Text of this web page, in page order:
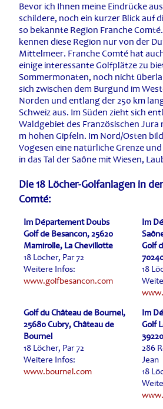
Bevor ich Ihnen meine Eindrücke
schildere, noch ein kurzer Blick auf
so bekannte Region Franche
kennen diese Region nur von der
Mittelmeer. Franche Comté hat
einige interessante Golfplätze zu
Sommermonaten, noch nicht
sich zwischen dem Burgund im
Norden und entlang der 250 km
Schweiz aus. Im Süden zieht sich
Waldgebiet des Französischen Jura
m hohen Gipfeln. Im Nord/Osten
Vogesen eine natürliche Grenze
in das Tal der Saône mit Wiesen,
Die 18 Löcher-Golfanlagen in
Comté:
Im Département Doubs
Golf de Besancon, 25620
Mamirolle, La Chevillotte
18 Löcher, Par 72
Weitere Infos:
www.golfbesancon.com
Im
Golf
18
Golf du Château de Bournel,
25680 Cubry, Château de
Bournel
18 Löcher, Par 72
Weitere Infos:
www.bournel.com
Im
Golf
286
Jean
18